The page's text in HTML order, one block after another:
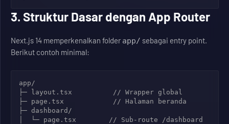
3. Struktur Dasar dengan App Router
Next.js 14 memperkenalkan folder app/ sebagai entry point.
Berikut contoh minimal:
app/
├─ layout.tsx          // Wrapper global
├─ page.tsx            // Halaman beranda
├─ dashboard/
│  └─ page.tsx        // Sub‑route /dashboard